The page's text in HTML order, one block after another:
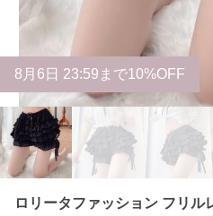
8 月 6 日 23:59まで10%OFF
ロリータファッション フリル